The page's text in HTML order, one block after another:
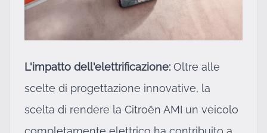
L'impatto dell'elettrificazione: Oltre alle
scelte di progettazione innovative, la
scelta di rendere la Citroën AMI un veicolo